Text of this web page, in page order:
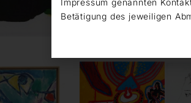
Betätigung des jeweiligen